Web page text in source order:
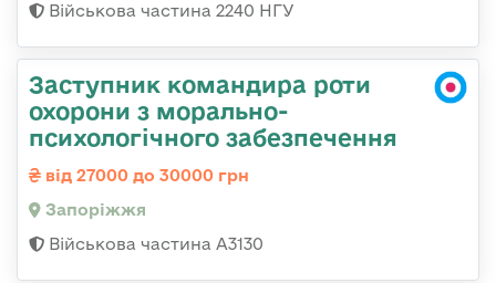
Військова частина 2240 НГУ
Заступник командира роти
охорони з морально-
психологічного забезпечення
від 27000 до 30000 грн
Запоріжжя
Військова частина А3130